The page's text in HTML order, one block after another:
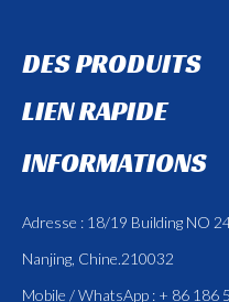
DES PRODUITS
LIEN RAPIDE
INFORMATIONS
Adresse : 18/19 Building NO
Nanjing, Chine.210032
Mobile / WhatsApp : + 86 186